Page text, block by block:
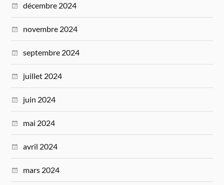
décembre 2024
novembre 2024
septembre 2024
juillet 2024
juin 2024
mai 2024
avril 2024
mars 2024